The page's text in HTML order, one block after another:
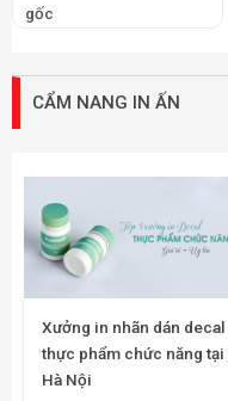
gốc
CẨM NANG IN ẤN
Xưởng in nhãn dán decal
thực phẩm chức năng tại
Hà Nội